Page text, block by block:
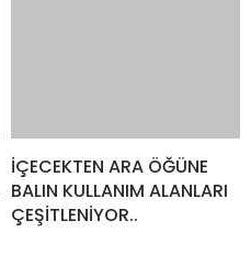
İÇECEKTEN ARA ÖĞÜNE
BALIN KULLANIM ALANLARI
ÇEŞİTLENİYOR..